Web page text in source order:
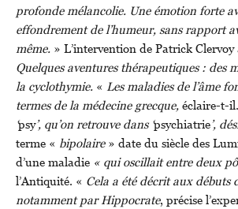
profonde mélancolie. Une émotion forte
effondrement de l’humeur, sans rapport
même. » L’intervention de Patrick
Quelques aventures thérapeutiques : des
la cyclothymie. « Les maladies de l’âme
termes de la médecine grecque,éclaire-t-il.
‘psy’, qu’on retrouve dans ‘psychiatrie’,
terme « bipolaire» date du siècle des
d’une maladie « qui oscillait entre deux
l’Antiquité. « Cela a été décrit aux débuts
notamment par Hippocrate, précise